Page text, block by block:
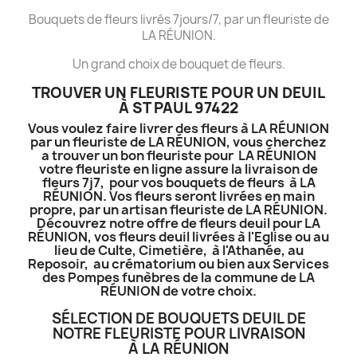
Bouquets de fleurs livrés 7jours/7, par un fleuriste de
LA RÉUNION.
Un grand choix de bouquet de fleurs.
TROUVER UN FLEURISTE POUR UN DEUIL
À ST PAUL 97422
Vous voulez faire livrer des fleurs à LA RÉUNION
par un fleuriste de LA RÉUNION, vous cherchez
a trouver un bon fleuriste pour LA RÉUNION
votre fleuriste en ligne assure la livraison de
fleurs 7j7, pour vos bouquets de fleurs à LA
RÉUNION. Vos fleurs seront livrées en main
propre, par un artisan fleuriste de LA RÉUNION.
Découvrez notre offre de fleurs deuil pour LA
RÉUNION, vos fleurs deuil livrées à l'Eglise ou au
lieu de Culte, Cimetière, à l'Athanée, au
Reposoir, au crématorium ou bien aux Services
des Pompes funèbres de la commune de LA
RÉUNION de votre choix.
SÉLECTION DE BOUQUETS DEUIL DE
NOTRE FLEURISTE POUR LIVRAISON
À LA RÉUNION